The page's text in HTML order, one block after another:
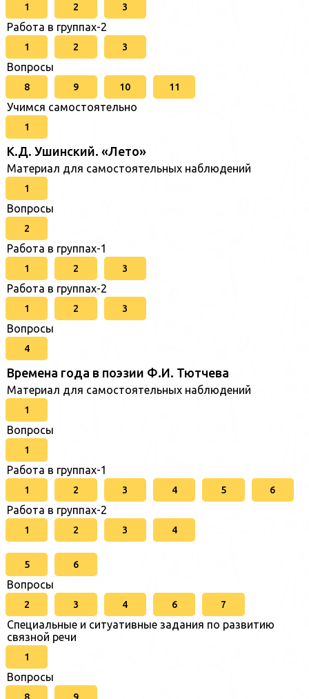
1 2 3
Работа в группах-2
1 2 3
Вопросы
8 9 10 11
Учимся самостоятельно
1
К.Д. Ушинский. «Лето»
Материал для самостоятельных наблюдений
1
Вопросы
2
Работа в группах-1
1 2 3
Работа в группах-2
1 2 3
Вопросы
4
Времена года в поэзии Ф.И. Тютчева
Материал для самостоятельных наблюдений
1
Вопросы
1
Работа в группах-1
1 2 3 4 5 6
Работа в группах-2
1 2 3 4
5 6
Вопросы
2 3 4 6 7
Специальные и ситуативные задания по развитию
связной речи
1
Вопросы
8 9